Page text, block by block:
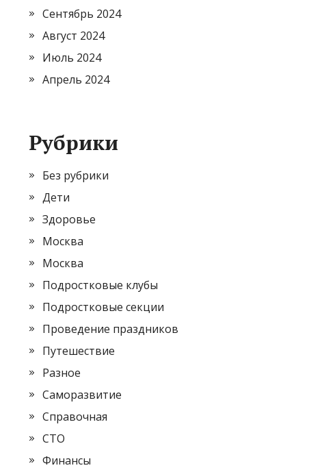
Сентябрь 2024
Август 2024
Июль 2024
Апрель 2024
Рубрики
Без рубрики
Дети
Здоровье
Москва
Москва
Подростковые клубы
Подростковые секции
Проведение праздников
Путешествие
Разное
Саморазвитие
Справочная
СТО
Финансы